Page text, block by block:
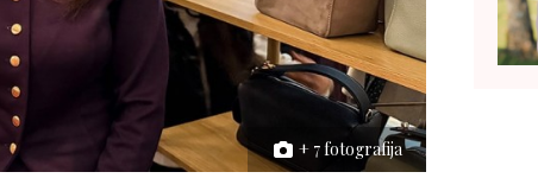
+ 7 fotografija